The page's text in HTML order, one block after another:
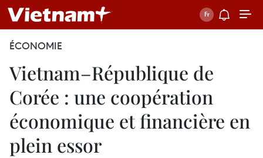
ÉCONOMIE
Vietnam–République de
Corée : une coopération
économique et financière en
plein essor